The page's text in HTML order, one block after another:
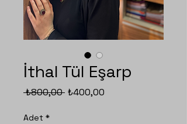
İthal Tül Eşarp
₺800,00 Normal
₺400,00
Adet *